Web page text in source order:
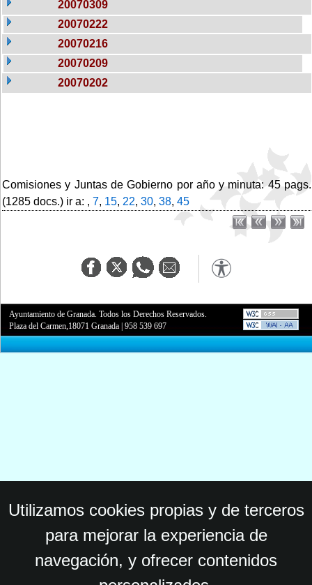
20070309
20070222
20070216
20070209
20070202
Comisiones y Juntas de Gobierno por año y minuta: 45 pags.
(1285 docs.) ir a: , 7, 15, 22, 30, 38, 45
Ayuntamiento de Granada. Todos los Derechos Reservados.
Plaza del Carmen,18071 Granada |958 539 697
Utilizamos cookies propias y de terceros
para mejorar la experiencia de
navegación, y ofrecer contenidos